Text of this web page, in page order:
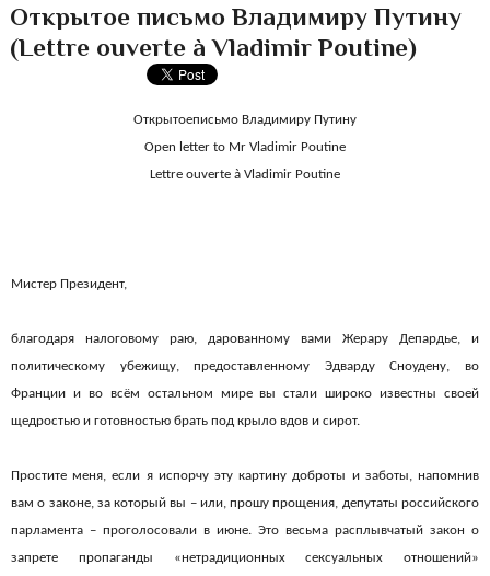
Открытое письмо Владимиру Путину
(Lettre ouverte à Vladimir Poutine)
Открытоеписьмо Владимиру Путину
Open letter to Mr Vladimir Poutine
Lettre ouverte à Vladimir Poutine
Мистер Президент,
благодаря налоговому раю, дарованному вами Жерару Депардье, и
политическому убежищу, предоставленному Эдварду Сноудену, во
Франции и во всём остальном мире вы стали широко известны своей
щедростью и готовностью брать под крыло вдов и сирот.
Простите меня, если я испорчу эту картину доброты и заботы, напомнив
вам о законе, за который вы – или, прошу прощения, депутаты российского
парламента – проголосовали в июне. Это весьма расплывчатый закон о
запрете пропаганды «нетрадиционных сексуальных отношений»